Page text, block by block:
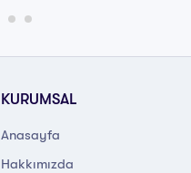
KURUMSAL
Anasayfa
Hakkımızda